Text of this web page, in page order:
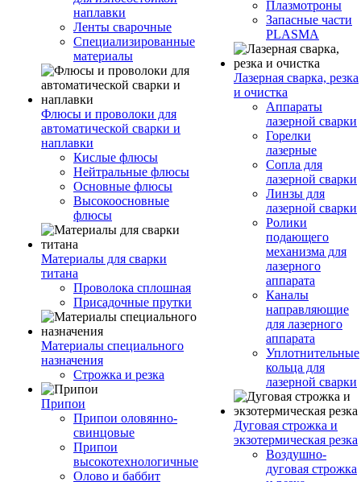
наплавки
Ленты сварочные
Специализированные
материалы
Флюсы и проволоки для
автоматической сварки и
наплавки
Кислые флюсы
Нейтральные флюсы
Основные флюсы
Высокоосновные
флюсы
Материалы для сварки
титана
Проволока сплошная
Присадочные прутки
Материалы специального
назначения
Строжка и резка
Припои
Припои оловянно-
свинцовые
Припои
высокотехнологичные
Олово и баббит
Плазмотроны
Запасные части
PLASMA
Лазерная сварка, резка
и очистка
Аппараты
лазерной сварки
Горелки
лазерные
Сопла для
лазерной сварки
Линзы для
лазерной сварки
Ролики
подающего
механизма для
лазерного
аппарата
Каналы
направляющие
для лазерного
аппарата
Уплотнительные
кольца для
лазерной сварки
Дуговая строжка и
экзотермическая резка
Воздушно-
дуговая строжка